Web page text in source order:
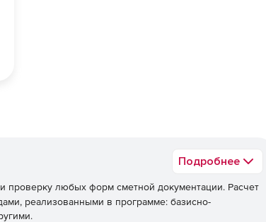
Подробнее
проверку любых форм сметной документации. Расчет
реализованными в программе: базисно-